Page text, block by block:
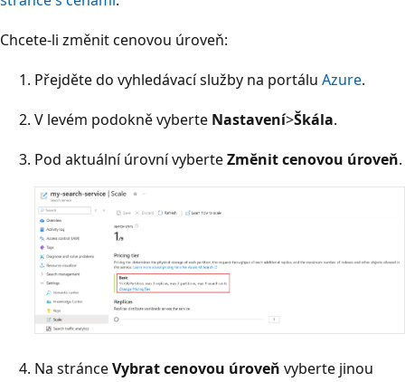
Chcete-li změnit cenovou úroveň:
Přejděte do vyhledávací služby na portálu Azure.
V levém podokně vyberte Nastavení>Škála.
Pod aktuální úrovní vyberteZměnit cenovou úroveň.
Na stránceVybrat cenovou úroveň vyberte jinou